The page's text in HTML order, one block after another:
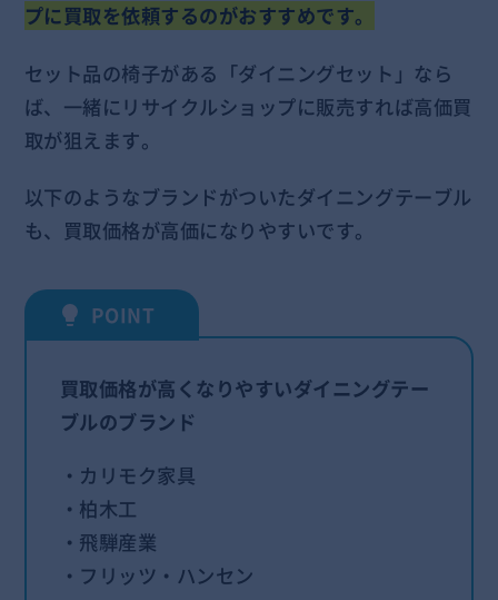
プに買取を依頼するのがおすすめです。
セット品の椅子がある「ダイニングセット」なら
ば、一緒にリサイクルショップに販売すれば高価買
取が狙えます。
以下のようなブランドがついたダイニングテーブル
も、買取価格が高価になりやすいです。
買取価格が高くなりやすいダイニングテー
ブルのブランド
・カリモク家具
・柏木工
・飛騨産業
・フリッツ・ハンセン